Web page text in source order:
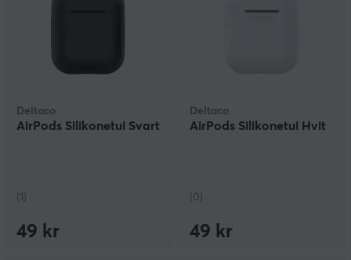
Deltaco
AirPods Silikonetui Svart
(1)
49 kr
Deltaco
AirPods Silikonetui Hvit
(0)
49 kr